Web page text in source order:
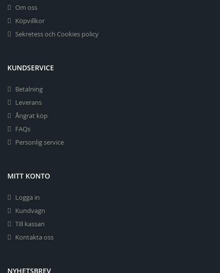
Om oss
Köpvillkor
Sekretess och Cookies policy
KUNDSERVICE
Betalning
Leverans
Ångrat köp
FAQs
Personlig service
MITT KONTO
Logga in
Kundvagn
Till kassan
Kontakta oss
NYHETSBREV